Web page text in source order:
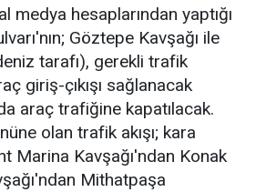
hesaplarından yaptığı
Göztepe Kavşağı ile
tarafı), gerekli trafik
giriş-çıkışı sağlanacak
araç trafiğine kapatılacak.
olan trafik akışı; kara
Marina Kavşağı'ndan Konak
Mithatpaşa